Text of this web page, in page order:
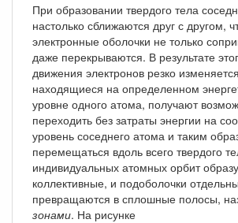
При образовании твердого тела
настолько сближаются друг с другом,
электронные оболочки не только
даже перекрываются. В результате
движения электронов резко
находящиеся на определенном
уровне одного атома, получают
переходить без затраты энергии на
уровень соседнего атома и таким
перемещаться вдоль всего твердого
индивидуальных атомных орбит
коллективные, и подоболочки
превращаются в сплошные полосы,
зонами. На рисунке